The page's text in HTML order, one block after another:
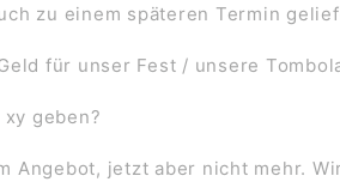
zu einem späteren Termin
für unser Fest / unsere
geben?
Angebot, jetzt aber nicht mehr.